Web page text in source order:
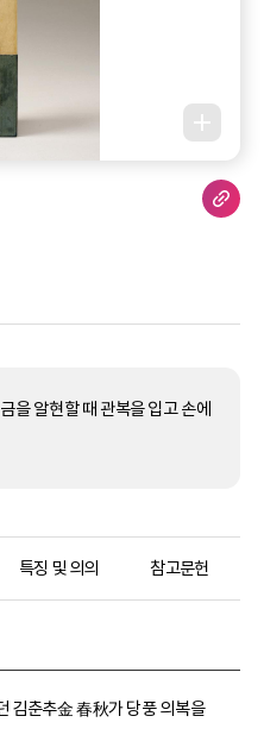
을 알현할 때 관복을 입고 손에
특징 및 의의 참고문헌
김춘추金 春秋가 당풍 의복을